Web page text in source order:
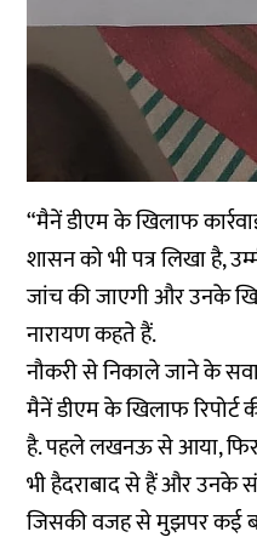
“मैनें डीएम के खिलाफ
शासन को भी पत्र लिखा है,
जांच की जाएगी और उनके
नारायण कहते हैं.
नौकरी से निकाले जाने के
मैनें डीएम के खिलाफ
है. पहले लखनऊ से आया, फिर
भी हैदराबाद से हैं और उनके
जिसकी वजह से मुझपर कई